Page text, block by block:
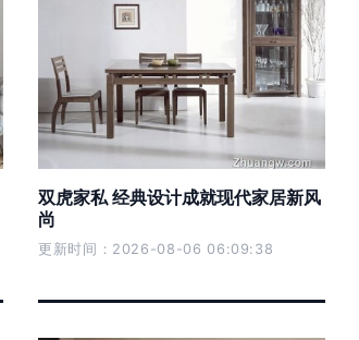
双虎家私 经典设计成就现代家居新风
尚
更新时间：2026-08-06 06:09:38